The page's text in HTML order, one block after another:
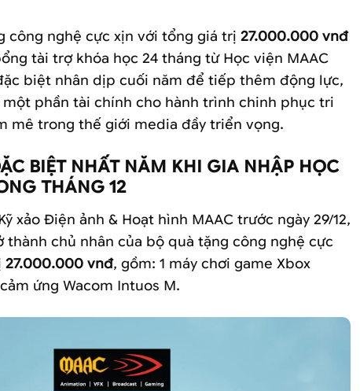
công nghệ cực xịn với tổng giá trị 27.000.000 vnđ
tài trợ khóa học 24 tháng từ Học viện MAAC
biệt nhân dịp cuối năm để tiếp thêm động lực,
phần tài chính cho hành trình chinh phục tri
mê trong thế giới media đầy triển vọng.
BIỆT NHẤT NĂM KHI GIA NHẬP HỌC
THÁNG 12
xảo Điện ảnh & Hoạt hình MAAC trước ngày 29/12,
thành chủ nhân của bộ quà tặng công nghệ cực
27.000.000 vnđ, gồm: 1 máy chơi game Xbox
ứng Wacom Intuos M.